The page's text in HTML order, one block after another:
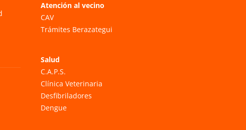
Atención al vecino
CAV
Trámites Berazategui
Salud
C.A.P.S.
Clínica Veterinaria
Desfibriladores
Dengue